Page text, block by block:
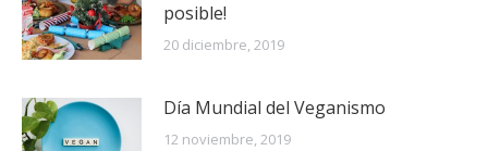
posible!
20 diciembre, 2019
Día Mundial del Veganismo
12 noviembre, 2019